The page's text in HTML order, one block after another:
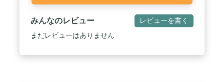
みんなのレビュー レビューを書く
まだレビューはありません